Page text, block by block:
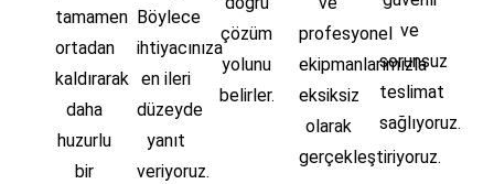
tamamen
ortadan
kaldırarak
daha
huzurlu
bir
Böylece
ihtiyacınıza
en ileri
düzeyde
yanıt
veriyoruz.
çözüm
yolunu
belirler.
profesyonel
ekipmanlarımızla
eksiksiz
olarak
gerçekleştiriyoruz.
ve
sorunsuz
teslimat
sağlıyoruz.